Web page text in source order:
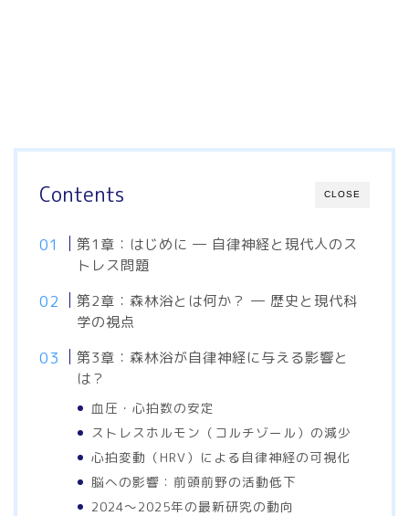
CLOSE
Contents
第1章：はじめに ― 自律神経と現代人のス
トレス問題
第2章：森林浴とは何か？ ― 歴史と現代科
学の視点
第3章：森林浴が自律神経に与える影響と
は？
血圧・心拍数の安定
ストレスホルモン（コルチゾール）の減少
心拍変動（HRV）による自律神経の可視化
脳への影響：前頭前野の活動低下
2024～2025年の最新研究の動向